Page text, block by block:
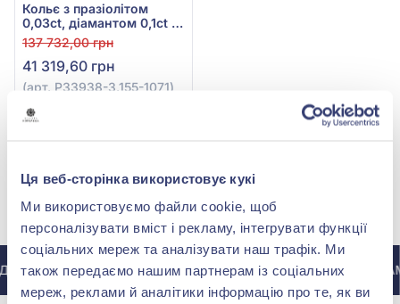
Ця веб-сторінка використовує кукі
Ми використовуємо файли cookie, щоб
персоналізувати вміст і рекламу, інтегрувати функції
соціальних мереж та аналізувати наш трафік. Ми
також передаємо нашим партнерам із соціальних
мереж, реклами й аналітики інформацію про те, як ви
Кольє з празіолітом
0,03ct, діамантом 0,1ct та
кварцом 8,65ct із білого
золота 585°, арт.
P33938-3.155-1071
137 732,00 грн
41 319,60 грн
(арт. P33938-3.155-1071)
МИ У INSTAGRAM
ІНСТАГРАМУ @ZOLOTAKOROLEVA ДО ІНСТАГРАМУ